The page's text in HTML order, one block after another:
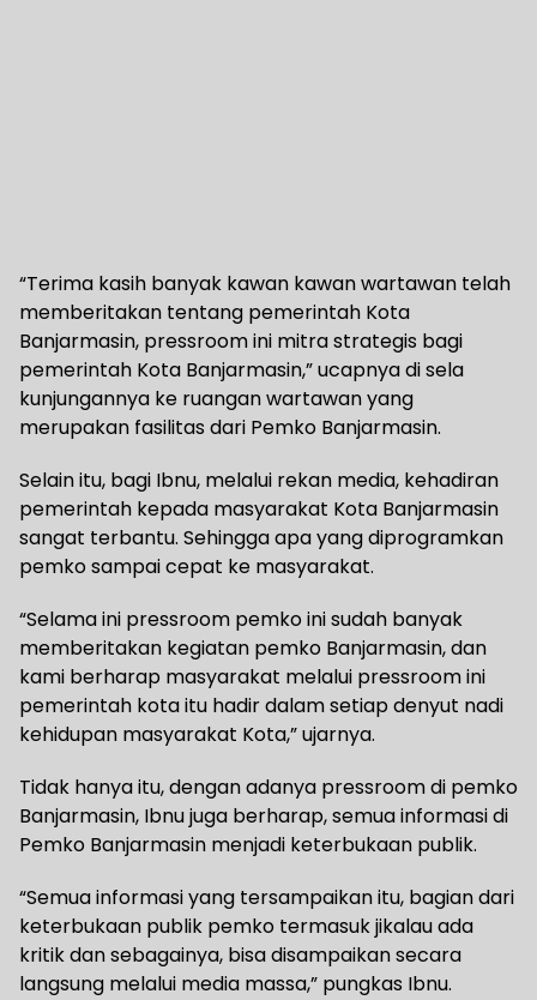
“Terima kasih banyak kawan kawan wartawan telah
memberitakan tentang pemerintah Kota
Banjarmasin, pressroom ini mitra strategis bagi
pemerintah Kota Banjarmasin,” ucapnya di sela
kunjungannya ke ruangan wartawan yang
merupakan fasilitas dari Pemko Banjarmasin.
Selain itu, bagi Ibnu, melalui rekan media, kehadiran
pemerintah kepada masyarakat Kota Banjarmasin
sangat terbantu. Sehingga apa yang diprogramkan
pemko sampai cepat ke masyarakat.
“Selama ini pressroom pemko ini sudah banyak
memberitakan kegiatan pemko Banjarmasin, dan
kami berharap masyarakat melalui pressroom ini
pemerintah kota itu hadir dalam setiap denyut nadi
kehidupan masyarakat Kota,” ujarnya.
Tidak hanya itu, dengan adanya pressroom di pemko
Banjarmasin, Ibnu juga berharap, semua informasi di
Pemko Banjarmasin menjadi keterbukaan publik.
“Semua informasi yang tersampaikan itu, bagian dari
keterbukaan publik pemko termasuk jikalau ada
kritik dan sebagainya, bisa disampaikan secara
langsung melalui media massa,” pungkas Ibnu.